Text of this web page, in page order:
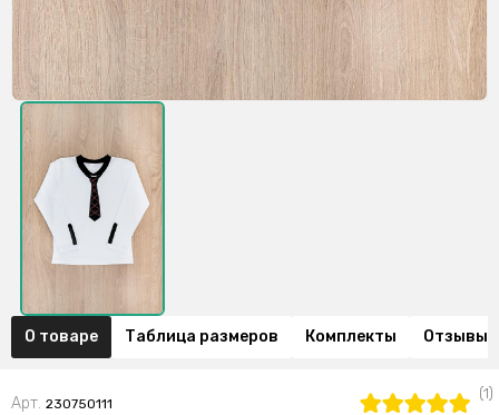
О товаре Таблица размеров Комплекты Отзывы
Арт. 230750111
(1)